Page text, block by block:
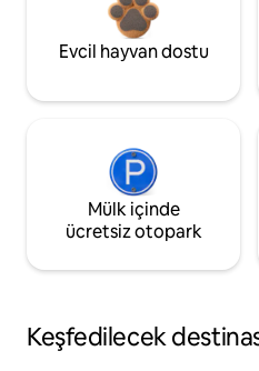
Evcil hayvan dostu
Mülk içinde
ücretsiz otopark
Keşfedilecek